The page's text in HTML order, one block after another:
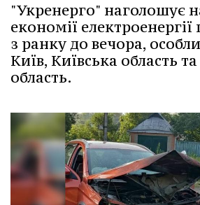
"Укренерго" наголошує
економії
з ранку до вечора,
Київ, Київська область
область.